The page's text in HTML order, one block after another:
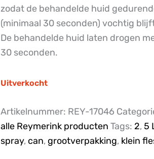
zodat de behandelde huid
(minimaal 30 seconden) vochtig
De behandelde huid laten drogen
30 seconden.
Uitverkocht
Artikelnummer: REY-17046
alle Reymerink producten Tags: 2, 5
spray, can, grootverpakking, klein